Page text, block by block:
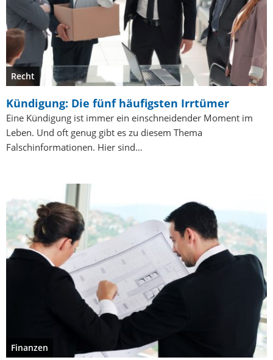
Recht
Kündigung: Die fünf häufigsten Irrtümer
Eine Kündigung ist immer ein einschneidender Moment im
Leben. Und oft genug gibt es zu diesem Thema
Falschinformationen. Hier sind…
Finanzen